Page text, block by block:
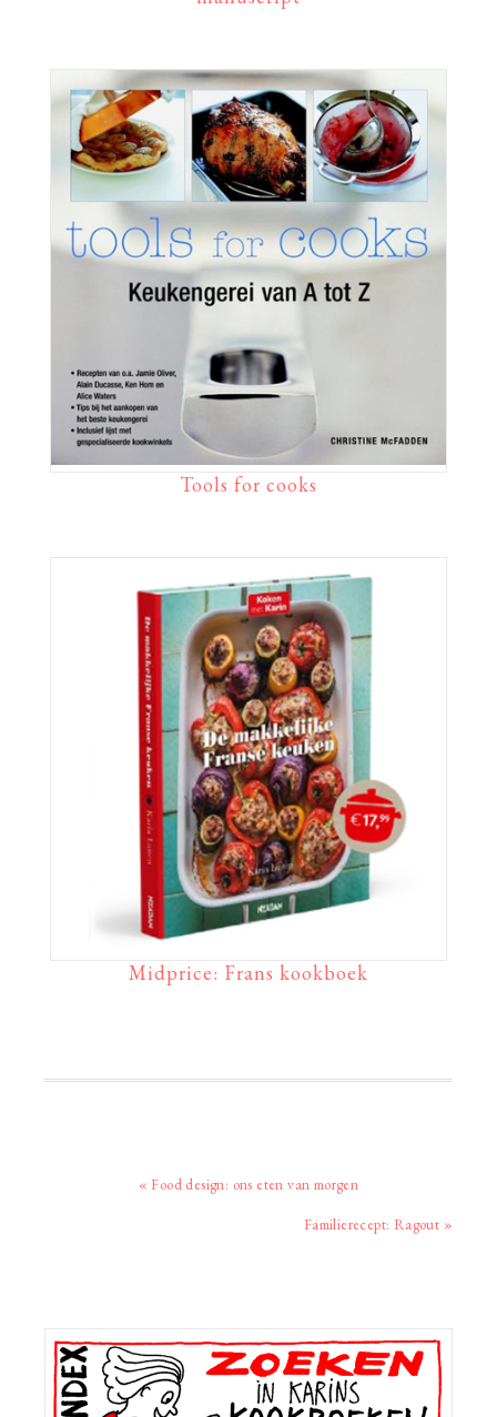
Tools for cooks
Midprice: Frans kookboek
Vorig
« Food design: ons eten van morgen
Volgend
Familierecept: Ragout »
Primaire
Sidebar